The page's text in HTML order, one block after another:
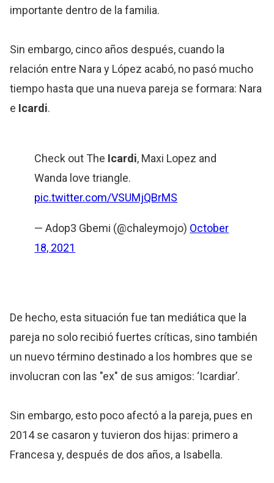
importante dentro de la familia.
Sin embargo, cinco años después, cuando la
relación entre Nara y López acabó, no pasó mucho
tiempo hasta que una nueva pareja se formara: Nara
e Icardi.
Check out The Icardi, Maxi Lopez and
Wanda love triangle.
pic.twitter.com/VSUMjQBrMS
— Adop3 Gbemi (@chaleymojo) October
18, 2021
De hecho, esta situación fue tan mediática que la
pareja no solo recibió fuertes críticas, sino también
un nuevo término destinado a los hombres que se
involucran con las "ex" de sus amigos: ‘Icardiar’.
Sin embargo, esto poco afectó a la pareja, pues en
2014 se casaron y tuvieron dos hijas: primero a
Francesa y, después de dos años, a Isabella.